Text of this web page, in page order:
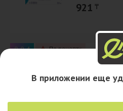
921 ₸
0-0-4 По рецепту
Энам 5 мг №
В приложении еще